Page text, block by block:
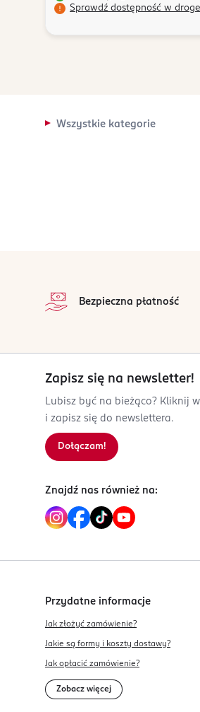
Sprawdź dostępność w
Wszystkie kategorie
Bezpieczna płatność
Zapisz się na newsletter!
Lubisz być na bieżąco? Kliknij
i zapisz się do newslettera.
Dołączam!
Znajdź nas również na:
Przydatne informacje
Jak złożyć zamówienie?
Jakie są formy i koszty dostawy?
Jak opłacić zamówienie?
Zobacz więcej